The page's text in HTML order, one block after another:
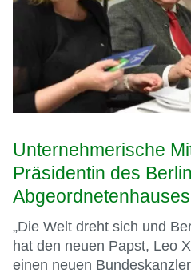
Unternehmerische
Präsidentin des
„Die Welt dreht sich und
hat den neuen Papst, Leo
einen neuen